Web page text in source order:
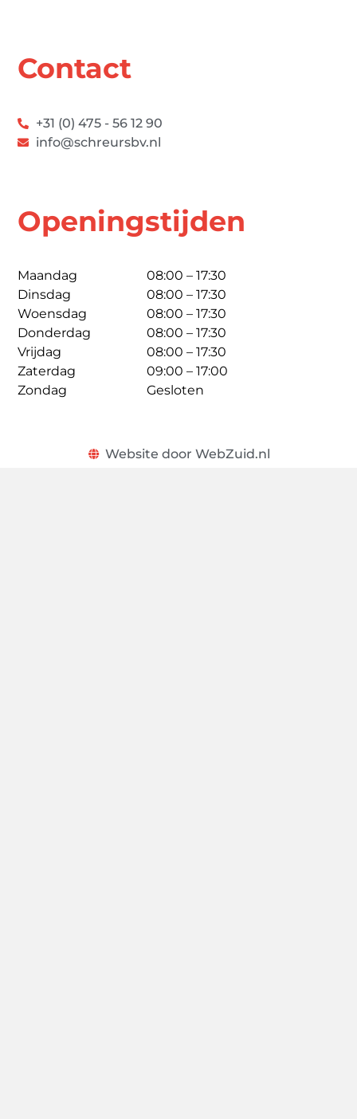
Contact
+31 (0) 475 - 56 12 90
info@schreursbv.nl
Openingstijden
Maandag
Dinsdag
Woensdag
Donderdag
Vrijdag
Zaterdag
Zondag
08:00 – 17:30
08:00 – 17:30
08:00 – 17:30
08:00 – 17:30
08:00 – 17:30
09:00 – 17:00
Gesloten
Website door WebZuid.nl